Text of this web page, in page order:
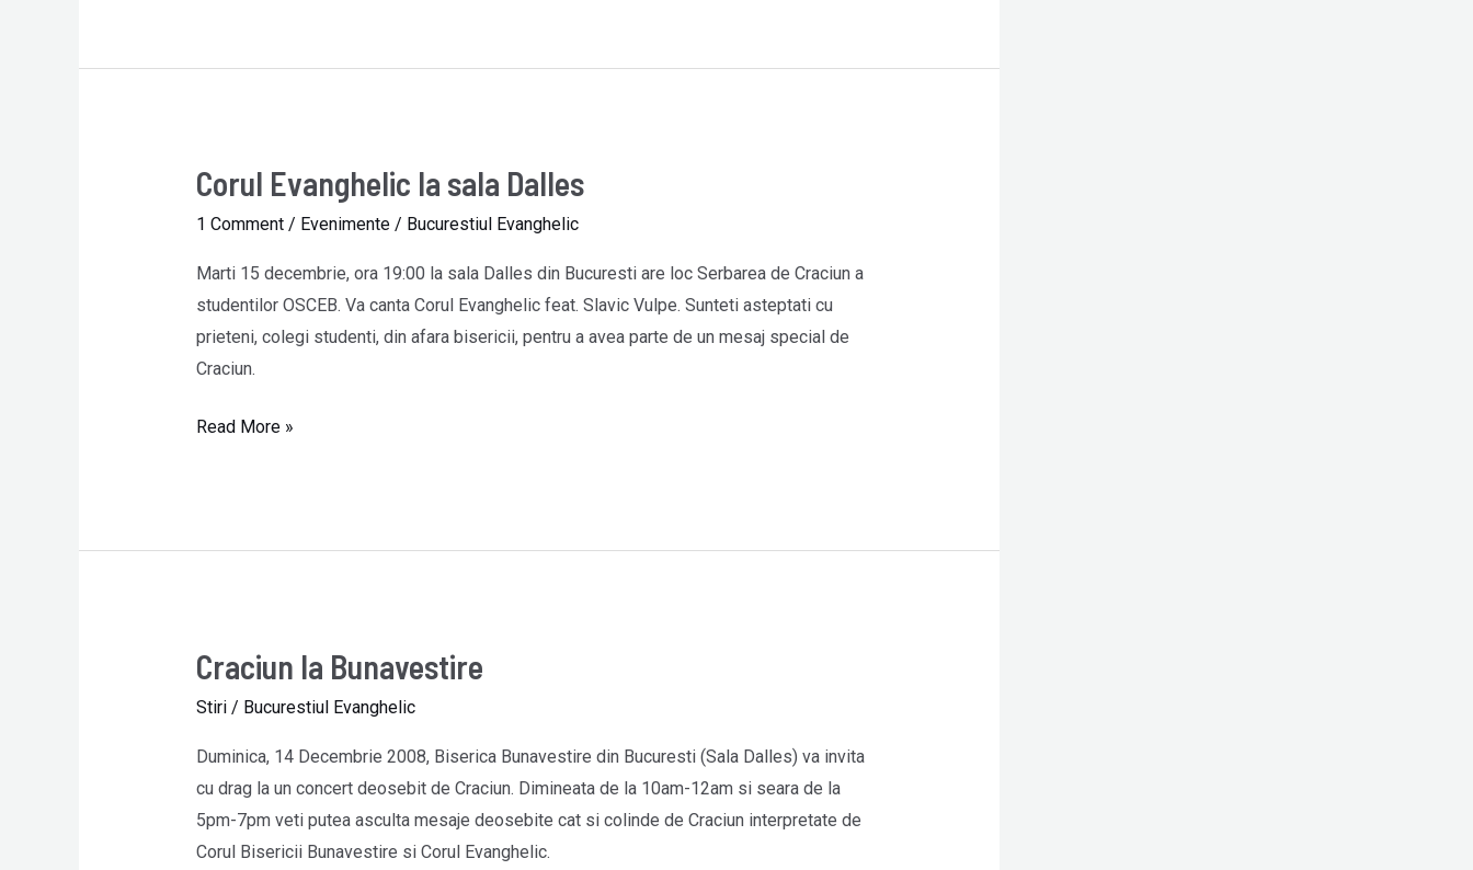
Corul Evanghelic la sala Dalles
1 Comment / Evenimente/ Bucurestiul Evanghelic
Marti 15 decembrie, ora 19:00 la sala Dalles din Bucuresti are loc Serbarea de Craciun a
studentilor OSCEB. Va canta Corul Evanghelic feat. Slavic Vulpe. Sunteti asteptati cu
prieteni, colegi studenti, din afara bisericii, pentru a avea parte de un mesaj special de
Craciun.
Corul
sala
Dalles
Read More »
Craciun la Bunavestire
Stiri/ Bucurestiul Evanghelic
Duminica, 14 Decembrie 2008, Biserica Bunavestire din Bucuresti (Sala Dalles) va invita
cu drag la un concert deosebit de Craciun. Dimineata de la 10am-12am si seara de la
5pm-7pm veti putea asculta mesaje deosebite cat si colinde de Craciun interpretate de
Corul Bisericii Bunavestire si Corul Evanghelic.
Craciun